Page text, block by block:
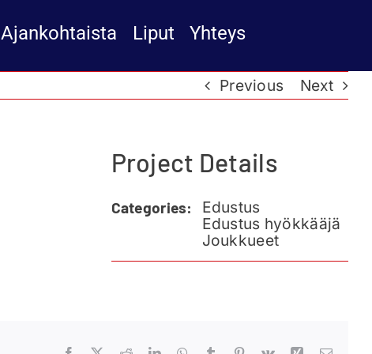
Ajankohtaista Liput Yhteys
Previous Next
Project Details
Categories:
Edustus
Edustus hyökkääjä
Joukkueet